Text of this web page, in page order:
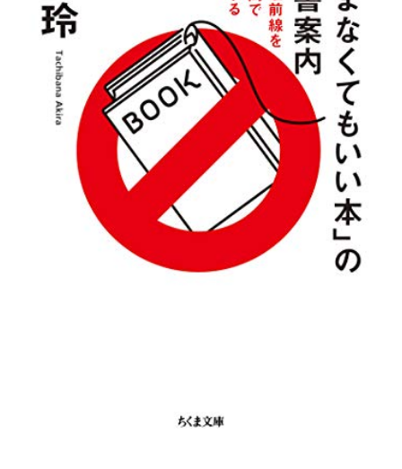
ACTION
RECRUIT
STAFF BLOG
CONTACT US
サイトマップ
情報セキュリティ